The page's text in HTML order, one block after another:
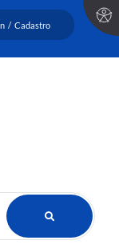
/ Cadastro